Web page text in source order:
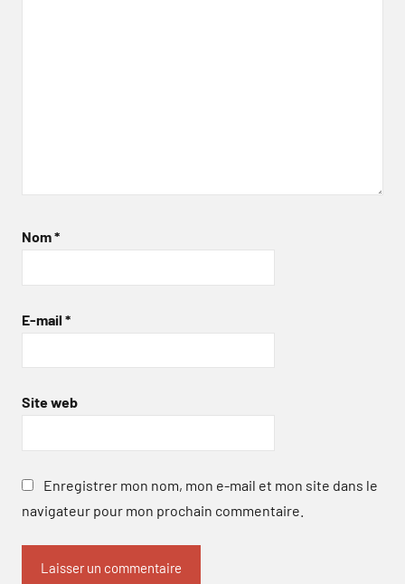
Nom*
E-mail *
Site web
Enregistrer mon nom, mon e-mail et mon site dans le
navigateur pour mon prochain commentaire.